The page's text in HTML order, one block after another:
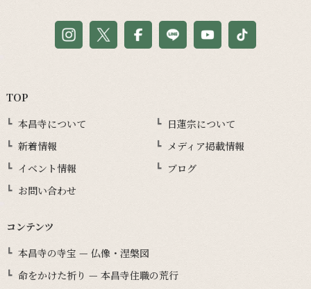
TOP
本昌寺について
日蓮宗について
新着情報
メディア掲載情報
イベント情報
ブログ
お問い合わせ
コンテンツ
本昌寺の寺宝 — 仏像・涅槃図
命をかけた祈り — 本昌寺住職の荒行